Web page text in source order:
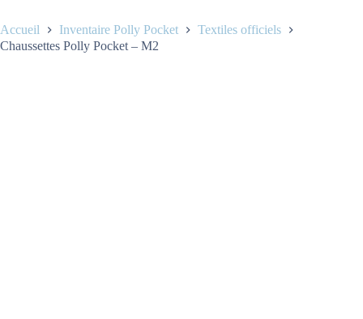
Accueil Inventaire Polly Pocket
Textiles officiels
Chaussettes Polly Pocket – M2